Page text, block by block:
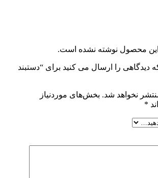
این محصول نوشته نشده است.
دیدگاهی را ارسال می کنید برای “دستبند
نخواهد شد. بخش‌های موردنیاز
*